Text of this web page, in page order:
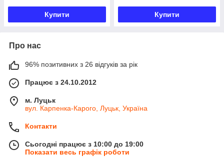
Купити Купити
Про нас
96% позитивних з 26 відгуків за рік
Працює з 24.10.2012
м. Луцьк
вул. Карпенка-Карого, Луцьк, Україна
Контакти
Сьогодні працює з 10:00 до 19:00
Показати весь графік роботи